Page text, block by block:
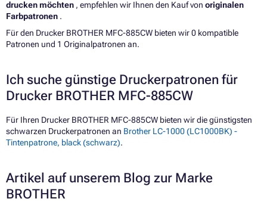
drucken möchten , empfehlen wir Ihnen den Kauf von originalen
Farbpatronen .
Für den Drucker BROTHER MFC-885CW bieten wir 0 kompatible
Patronen und 1 Originalpatronen an.
Ich suche günstige Druckerpatronen für
Drucker BROTHER MFC-885CW
Für Ihren Drucker BROTHER MFC-885CW bieten wir die günstigsten
schwarzen Druckerpatronen an Brother LC-1000 (LC1000BK) -
Tintenpatrone, black (schwarz).
Artikel auf unserem Blog zur Marke
BROTHER